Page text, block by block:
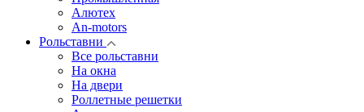
Алютех
An-motors
Рольставни
Все рольставни
На окна
На двери
Роллетные решетки